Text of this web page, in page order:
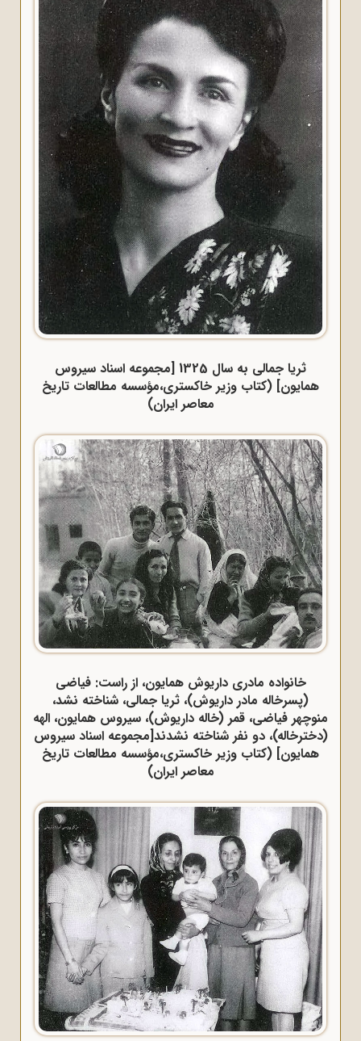
ثریا جمالی به سال 1325 [مجموعه اسناد سیروس
همایون] (کتاب وزیر خاکستری،مؤسسه مطالعات تاریخ
معاصر ایران)
خانواده مادری داریوش همایون، از راست: فیاضی
(پسرخاله مادر داریوش)، ثریا جمالی، شناخته نشد،
منوچهر فیاضی، قمر (خاله داریوش)، سیروس همایون، الهه
(دخترخاله)، دو نفر شناخته نشدند[مجموعه اسناد سیروس
همایون] (کتاب وزیر خاکستری،مؤسسه مطالعات تاریخ
معاصر ایران)